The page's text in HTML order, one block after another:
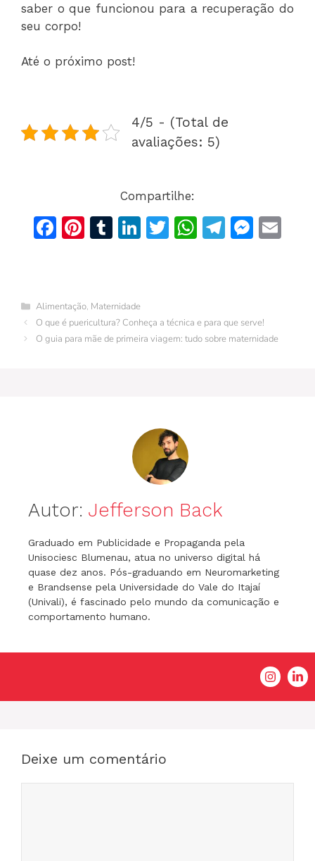
saber o que funcionou para a recuperação do
seu corpo!
Até o próximo post!
4/5 - (Total de
avaliações: 5)
Compartilhe:
F
b
o
Pi
st
T
r
Li
dI
n
T
W
A
p
T
a
m
M
e
n
Categorias
Alimentação, Maternidade
O que é puericultura? Conheça a técnica e para que serve!
O guia para mãe de primeira viagem: tudo sobre maternidade
Autor: Jefferson Back
Graduado em Publicidade e Propaganda pela
Unisociesc Blumenau, atua no universo digital há
quase dez anos. Pós-graduando em Neuromarketing
e Brandsense pela Universidade do Vale do Itajaí
(Univali), é fascinado pelo mundo da comunicação e
comportamento humano.
Deixe um comentário